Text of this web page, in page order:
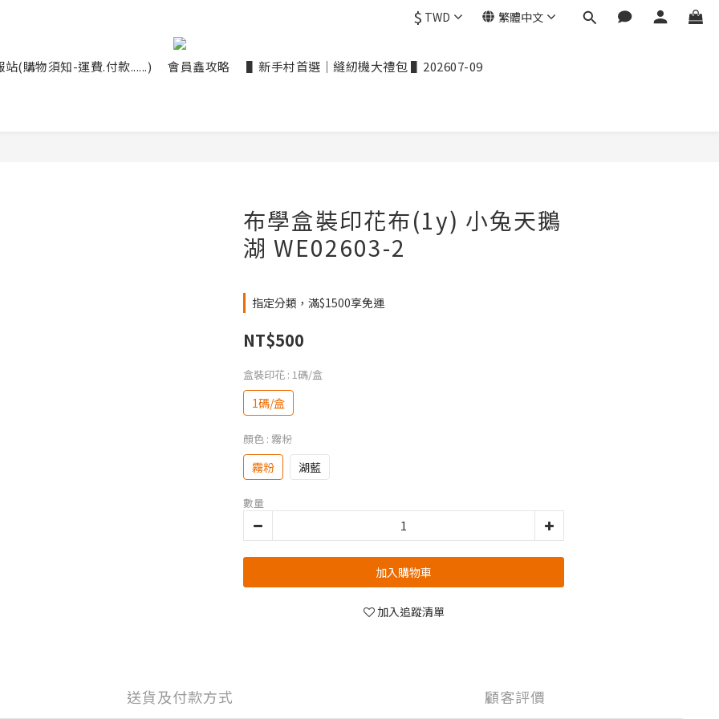
$ TWD 繁體中文
站(購物須知-運費.付款......) 會員鑫攻略 ▌新手村首選｜縫紉機大禮包 ▌202607-09
布學盒裝印花布(1y) 小兔天鵝
湖 WE02603-2
指定分類，滿$1500享免運
NT$500
盒裝印花 : 1碼/盒
1碼/盒
顏色 : 霧粉
霧粉 湖藍
數量
加入購物車
加入追蹤清單
送貨及付款方式 顧客評價